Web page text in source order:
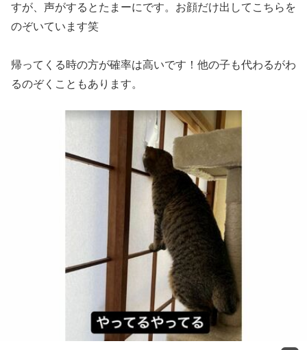
すが、声がするとたまーにです。お顔だけ出してこちらを
のぞいています笑
帰ってくる時の方が確率は高いです！他の子も代わるがわ
るのぞくこともあります。